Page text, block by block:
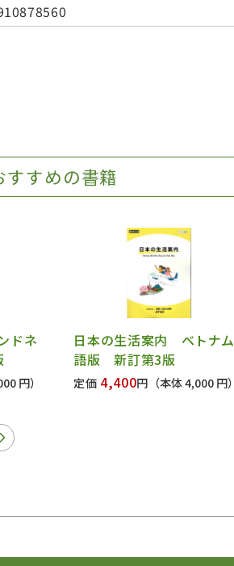
すすめの書籍
ドネ
円）
日本の生活案内 ベトナム
語版 新訂第3版
定価 4,400円 （本体 4,000 円）